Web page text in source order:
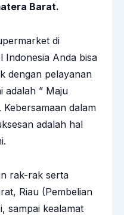
Barat.
di
Indonesia Anda bisa
dengan pelayanan
adalah ” Maju
Kebersamaan dalam
adalah hal
rak-rak serta
Riau (Pembelian
sampai kealamat